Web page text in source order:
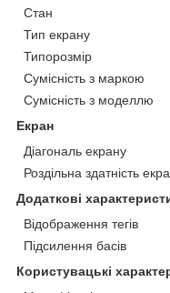
Стан
Тип екрану
Типорозмір
Сумісність з маркою
Сумісність з моделлю
Екран
Діагональ екрану
Роздільна здатність
Додаткові
Відображення тегів
Підсилення басів
Користувацькі